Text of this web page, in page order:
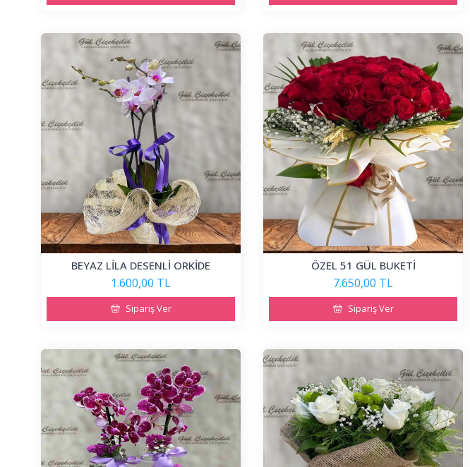
BEYAZ LİLA DESENLİ ORKİDE
1.600,00 TL
Sipariş Ver
ÖZEL 51 GÜL BUKETİ
7.650,00 TL
Sipariş Ver